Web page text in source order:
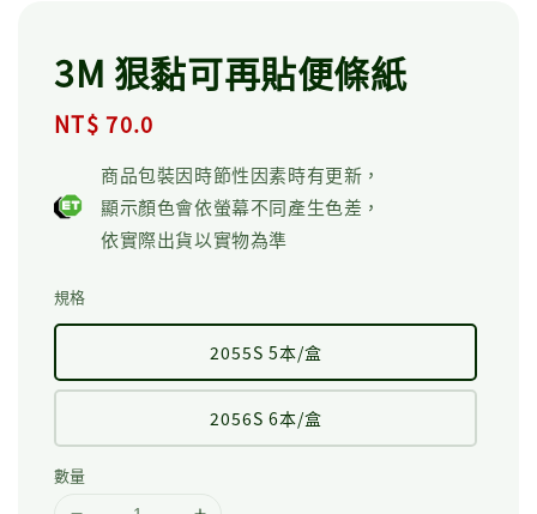
3M 狠黏可再貼便條紙
Regular
NT$ 70.0
商品包裝因時節性因素時有更新，
顯示顏色會依螢幕不同產生色差，
依實際出貨以實物為準
規格
2055S 5本/盒
2056S 6本/盒
數量